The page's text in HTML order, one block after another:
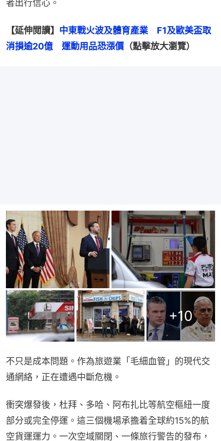
者出行信心。
【延伸閲讀】 中東戰火波及體育產業　F1及歐美盃取
消損逾20億　運動用品恐漲價 （點擊放大瀏覽）
+10
不只是成本問題。作為旅遊業「毛細血管」的現代交
通網絡，正在遭遇中斷危機。
衝突爆發後，杜拜、多哈、阿布扎比等航空樞紐一度
部分或完全停運。這三個機場承擔着全球約15%的航
空貨運運力。一次空域關閉、一條旅行警告的發布，